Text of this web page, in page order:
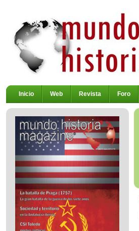
Inicio Web Revista Foro